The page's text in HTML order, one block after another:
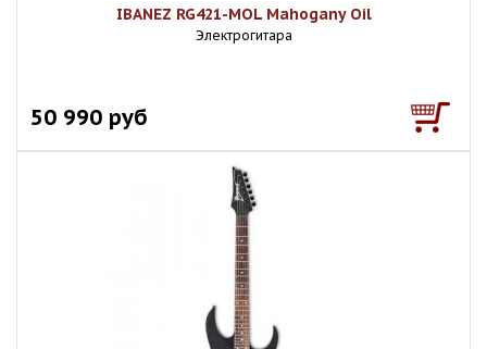
IBANEZ RG421-MOL Mahogany Oil
Электрогитара
50 990 руб